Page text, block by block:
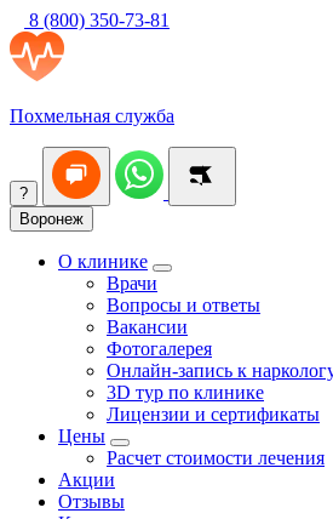
8 (800) 350-73-81
Похмельная служба
?
Воронеж
О клинике
Врачи
Вопросы и ответы
Вакансии
Фотогалерея
Онлайн-запись к
3D тур по клинике
Лицензии и сертификаты
Цены
Расчет стоимости лечения
Акции
Отзывы